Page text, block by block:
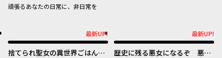
頑張るあなたの日常に、非日常を
最新UP!
捨てられ聖女の異世界ごはん
最新UP!
歴史に残る悪女になるぞ 悪役